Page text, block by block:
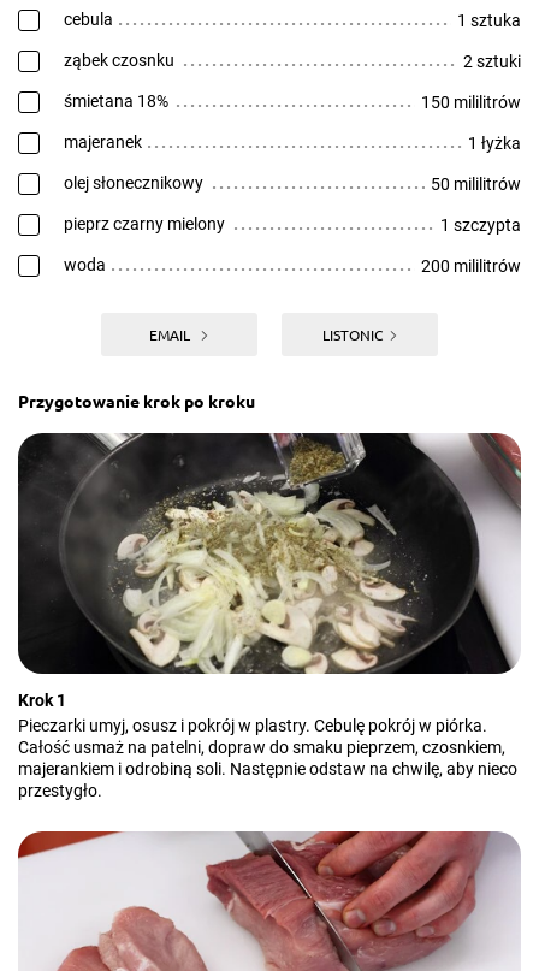
cebula 1 sztuka
ząbek czosnku 2 sztuki
śmietana 18% 150 mililitrów
majeranek 1 łyżka
olej słonecznikowy 50 mililitrów
pieprz czarny mielony 1 szczypta
woda 200 mililitrów
EMAIL LISTONIC
Przygotowanie krok po kroku
Krok 1
Pieczarki umyj, osusz i pokrój w plastry. Cebulę pokrój w piórka.
Całość usmaż na patelni, dopraw do smaku pieprzem, czosnkiem,
majerankiem i odrobiną soli. Następnie odstaw na chwilę, aby nieco
przestygło.